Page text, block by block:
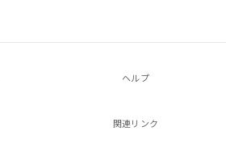
ヘルプ
関連リンク